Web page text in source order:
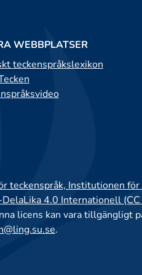
WEBBPLATSER
teckenspråkslexikon
teckenspråk, Institutionen
4.0 Internationell
licens kan vara tillgängligt
.